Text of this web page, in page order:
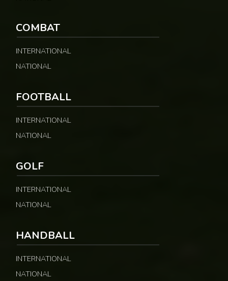
COMBAT
INTERNATIONAL
NATIONAL
FOOTBALL
INTERNATIONAL
NATIONAL
GOLF
INTERNATIONAL
NATIONAL
HANDBALL
INTERNATIONAL
NATIONAL